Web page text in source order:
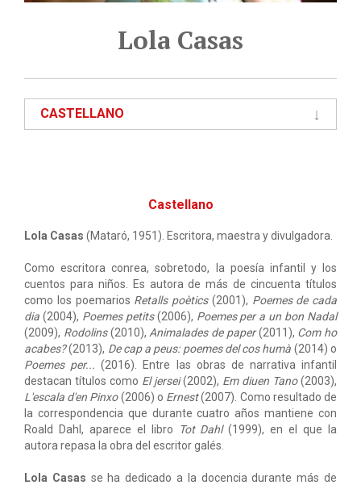
Lola Casas
CASTELLANO
Castellano
Lola Casas (Mataró, 1951). Escritora, maestra y divulgadora.
Como escritora conrea, sobretodo, la poesía infantil y los
cuentos para niños. Es autora de más de cincuenta títulos
como los poemarios Retalls poètics(2001), Poemes de cada
dia (2004), Poemes petits(2006), Poemes per a un bon Nadal
(2009), Rodolins(2010), Animalades de paper(2011), Com ho
acabes?(2013), De cap a peus: poemes del cos humà (2014) o
Poemes per... (2016). Entre las obras de narrativa infantil
destacan títulos como El jersei(2002), Em diuen Tano(2003),
L'escala d'en Pinxo(2006) o Ernest(2007). Como resultado de
la correspondencia que durante cuatro años mantiene con
Roald Dahl, aparece el libro
Tot Dahl(1999), en el que la
autora repasa la obra del escritor galés.
Lola Casas se ha dedicado a la docencia durante más de